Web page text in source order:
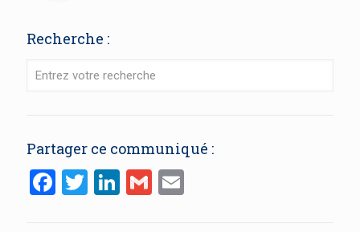
Recherche :
Partager ce communiqué :
Facebook
Twitter
LinkedIn
Gmail